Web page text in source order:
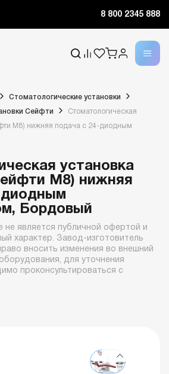
8 800 2345 888
Стоматологические установки
Сейфти Стоматологическая
M8) нижняя подача с 24-диодным
установка
M8) нижняя
диодным
Бордовый
не является публичной офертой и
характер. Завод-изготовитель
вносить изменения во внешний
для уточнения
проконсультироваться с